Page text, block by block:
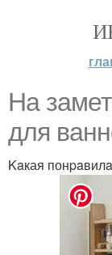
На
для
Kaкая